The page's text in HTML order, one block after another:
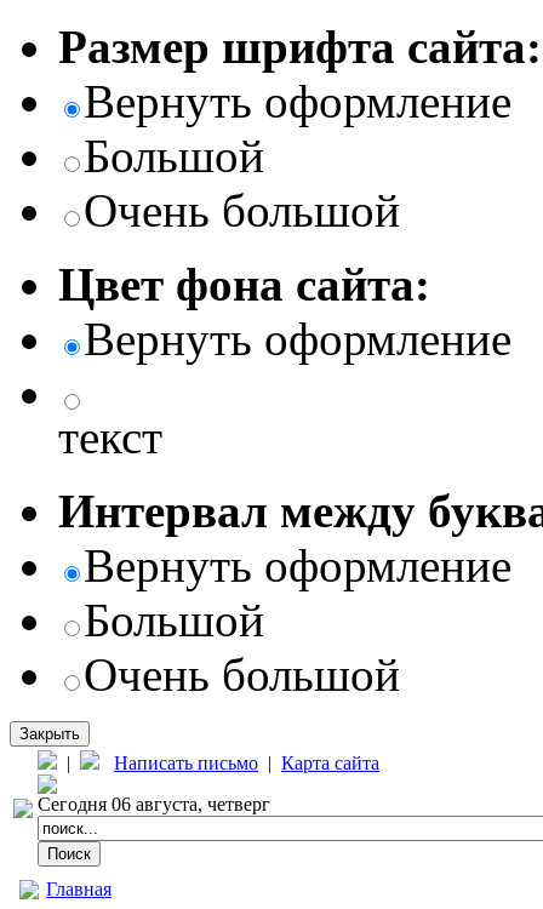
Размер шрифта сайта:
Вернуть оформление
Большой
Очень большой
Цвет фона сайта:
Вернуть оформление
текст
Интервал между
Вернуть оформление
Большой
Очень большой
Закрыть
| Написать письмо | Карта сайта
Сегодня 06 августа, четверг
Главная